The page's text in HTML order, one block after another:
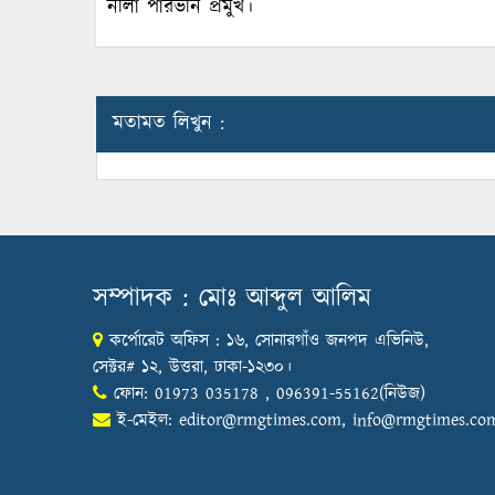
নীলা পারভীন প্রমুখ।
মতামত লিখুন :
সম্পাদক : মোঃ আব্দুল আলিম
কর্পোরেট অফিস : ১৬, সোনারগাঁও জনপদ এভিনিউ,
সেক্টর# ১২, উত্তরা, ঢাকা-১২৩০।
ফোন: 01973 035178 , 096391-55162(নিউজ)
ই-মেইল: editor@rmgtimes.com,